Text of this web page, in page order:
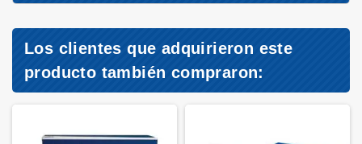
Los clientes que adquirieron este
producto también compraron: